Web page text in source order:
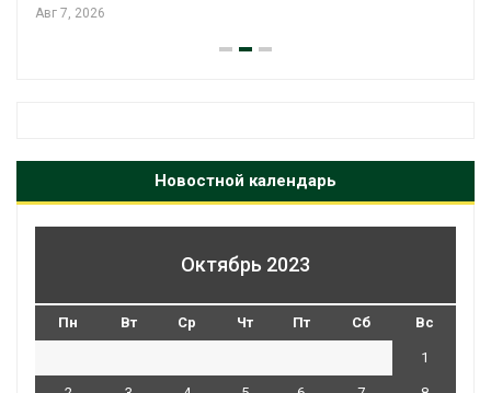
Авг 7, 2026
Новостной календарь
Октябрь 2023
Пн Вт Ср Чт Пт Сб Вс
1